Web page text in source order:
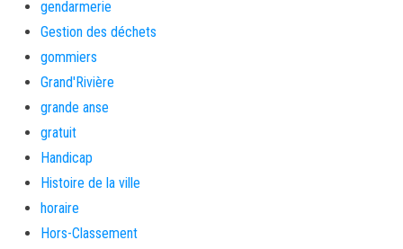
gendarmerie
Gestion des déchets
gommiers
Grand'Rivière
grande anse
gratuit
Handicap
Histoire de la ville
horaire
Hors-Classement